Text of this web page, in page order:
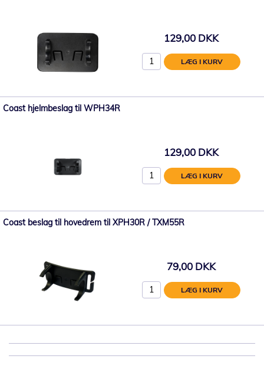
129,00 DKK
LÆG I KURV
Coast hjelmbeslag til WPH34R
129,00 DKK
LÆG I KURV
Coast beslag til hovedrem til XPH30R / TXM55R
79,00 DKK
LÆG I KURV